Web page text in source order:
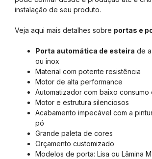
instalação de seu produto.
Veja aqui mais detalhes sobre portas e
Porta automática de esteira de
ou inox
Material com potente resistência
Motor de alta performance
Automatizador com baixo consumo
Motor e estrutura silenciosos
Acabamento impecável com a
pó
Grande paleta de cores
Orçamento customizado
Modelos de porta: Lisa ou Lâmina